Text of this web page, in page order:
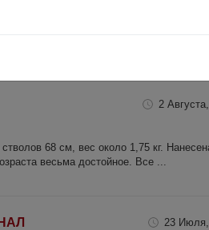
Осмотр строго с лицензией.
2
68 см, вес около 1,75 кг.
весьма достойное. Все ...
23